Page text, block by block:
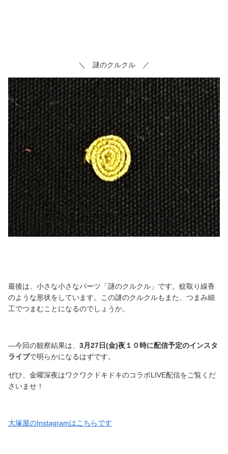
＼ 謎のクルクル ／
最後は、小さな小さなパーツ「謎のクルクル」です。蚊取り線香
のような形状をしています。この謎のクルクルもまた、つまみ細
工でつまむことになるのでしょうか。
―今回の観察結果は、 3月27日(金)夜１０時に配信予定のインスタ
ライブで明らかになるはずです。
ぜひ、金曜深夜はワクワクドキドキのコラボLIVE配信をご覧くだ
さいませ！
大塚屋のInstagramはこちらです